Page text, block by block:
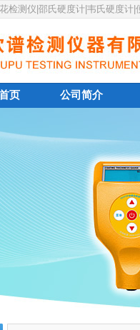
检测仪|邵氏硬度计|韦氏硬度计|
页 公司简介